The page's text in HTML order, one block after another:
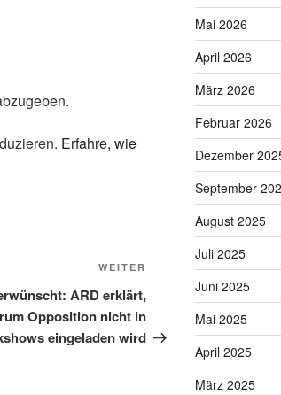
Erfahre, wie
Nächster
WEITER
ARD erklärt,
Opposition nicht in
eingeladen wird
Mai 2026
April 2026
März 2026
Februar 2026
Dezember
September
August 2025
Juli 2025
Juni 2025
Mai 2025
April 2025
März 2025